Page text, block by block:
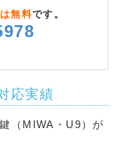
無料です。
応実績
（MIWA・U9）が